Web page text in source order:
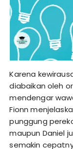
Karena
diabaikan oleh
mendengar
Fionn
punggung
maupun Daniel
semakin